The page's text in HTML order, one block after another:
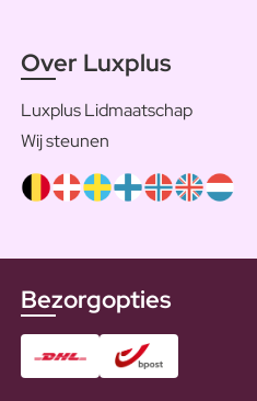
Over Luxplus
Luxplus Lidmaatschap
Wij steunen
Bezorgopties